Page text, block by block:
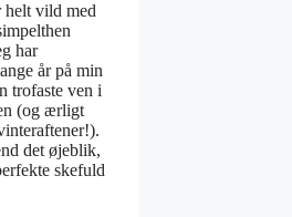
helt vild med
har
år på min
trofaste ven i
(og ærligt
det øjeblik,
skefuld